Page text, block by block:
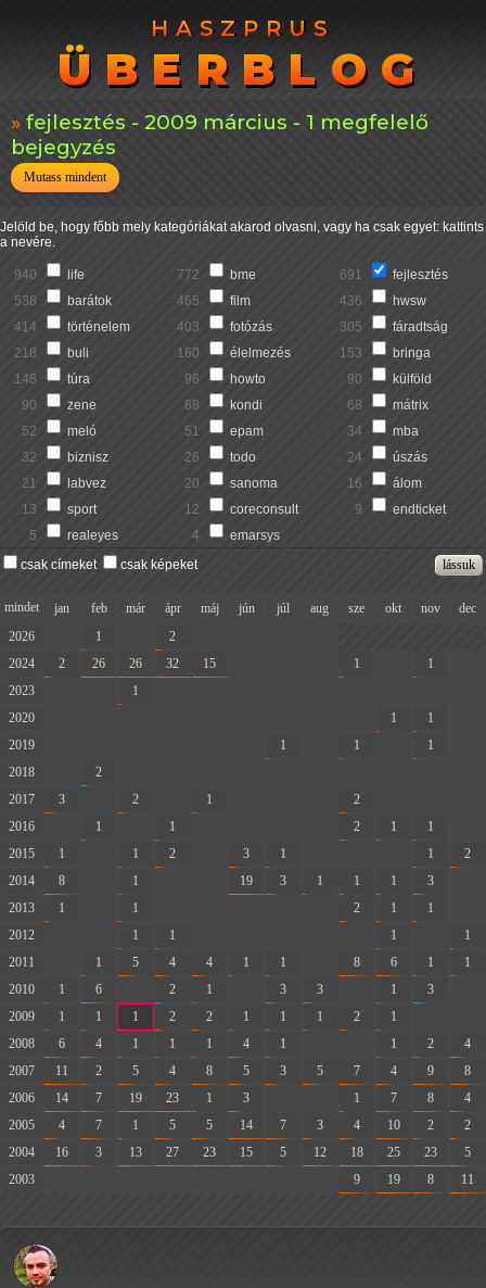
HASZPRUS
ÜBERBLOG
HASZPRUS
ÜBERBLOG
fejlesztés - 2009 március - 1 megfelelő
bejegyzés
Mutass mindent
Jelöld be, hogy főbb mely kategóriákat akarod olvasni, vagy ha csak egyet: kattints
a nevére.
940 life 772 bme 691
fejlesztés
538
barátok 465 film 436
hwsw
414
történelem 403 fotózás 305
fáradtság
218
buli 160 élelmezés 153
bringa
148
túra 96 howto 90
külföld
90
zene 68 kondi 68
mátrix
52
meló 51 epam 34
mba
32
biznisz 26 todo 24
úszás
21
labvez 20 sanoma 16
álom
13
sport 12 coreconsult 9
endticket
5
realeyes 4
emarsys
csak címeket
csak képeket
mindet jan feb már ápr máj jún júl aug sze okt nov
dec
2026
1 2
2024
2 26 26 32 15 1 1
2023
1
2020
1 1
2019
1 1 1
2018
2
2017
3 2 1 2
2016
1 1 2 1 1
2015
1 1 2 3 1 1
2
2014
8 1 19 3 1 1 1 3
2013
1 1 2 1 1
2012
1 1 1
1
2011
1 5 4 4 1 1 8 6 1
1
2010
1 6 2 1 3 3 1 3
2009
1 1 1 2 2 1 1 1 2 1
2008
6 4 1 1 1 4 1 1 2
4
2007
11 2 5 4 8 5 3 5 7 4 9
8
2006
14 7 19 23 1 3 1 7 8
4
2005
4 7 1 5 5 14 7 3 4 10 2
2
2004
16 3 13 27 23 15 5 12 18 25 23
5
2003
9 19 8 11